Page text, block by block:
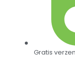
Gratis